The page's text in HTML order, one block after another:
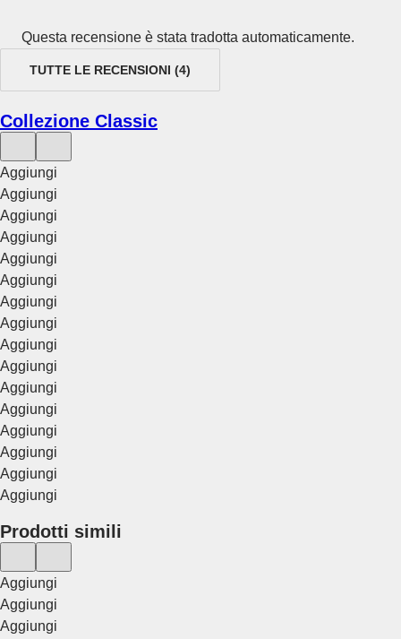
Questa recensione è stata tradotta automaticamente.
TUTTE LE RECENSIONI (4)
Collezione Classic
Aggiungi
Aggiungi
Aggiungi
Aggiungi
Aggiungi
Aggiungi
Aggiungi
Aggiungi
Aggiungi
Aggiungi
Aggiungi
Aggiungi
Aggiungi
Aggiungi
Aggiungi
Aggiungi
Prodotti simili
Aggiungi
Aggiungi
Aggiungi